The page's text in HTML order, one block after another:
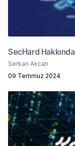
SecHard Hakkında
Serkan Akcan
09 Temmuz 2024